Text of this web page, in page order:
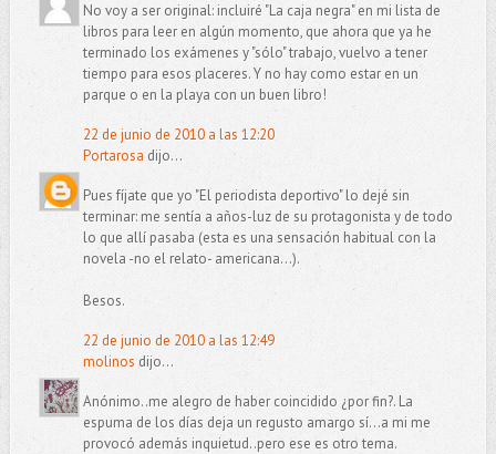
No voy a ser original: incluiré "La caja negra" en mi lista de
libros para leer en algún momento, que ahora que ya he
terminado los exámenes y "sólo" trabajo, vuelvo a tener
tiempo para esos placeres. Y no hay como estar en un
parque o en la playa con un buen libro!
22 de junio de 2010 a las 12:20
Portarosa dijo...
Pues fíjate que yo "El periodista deportivo" lo dejé sin
terminar: me sentía a años-luz de su protagonista y de todo
lo que allí pasaba (esta es una sensación habitual con la
novela -no el relato- americana...).
Besos.
22 de junio de 2010 a las 12:49
molinos dijo...
Anónimo..me alegro de haber coincidido ¿por fin?. La
espuma de los días deja un regusto amargo sí...a mi me
provocó además inquietud..pero ese es otro tema.